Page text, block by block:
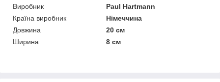
Виробник
Paul Hartmann
Країна виробник
Німеччина
Довжина
20 см
Ширина
8 см